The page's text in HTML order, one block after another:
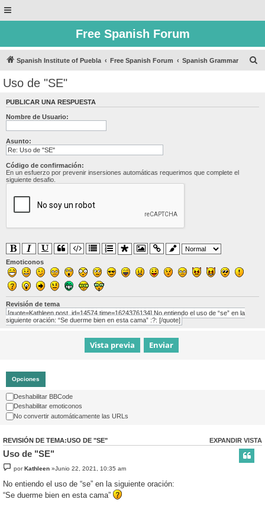
Free Spanish Forum
Spanish Institute of Puebla Free Spanish Forum Spanish Grammar
Uso de "SE"
PUBLICAR UNA RESPUESTA
Nombre de Usuario:
Asunto:
Código de confirmación:
En un esfuerzo por prevenir insersiones automáticas requerimos que complete el
siguiente desafio.
Emoticonos
Revisión de tema
[quote=Kathleen post_id=14574 time=1624376134] No entiendo el uso de “se” en la
siguiente oración: “Se duerme bien en esta cama” :?: [/quote]
Opciones
Deshabilitar BBCode
Deshabilitar emoticonos
No convertir automáticamente las URLs
EXPANDIR VISTA
REVISIÓN DE TEMA:USO DE "SE"
Uso de "SE"
porKathleen »Junio 22, 2021, 10:35 am
No entiendo el uso de “se” en la siguiente oración:
“Se duerme bien en esta cama”